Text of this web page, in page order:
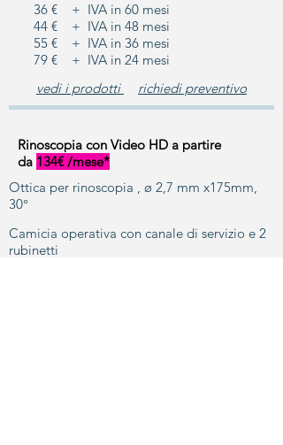
36 € + IVA in 60 mesi
44 € + IVA in 48 mesi
55 € + IVA in 36 mesi
79 € + IVA in 24 mesi
vedi i prodotti
richiedi preventivo
Rinoscopia con Video HD a partire
da 134€ /mese*
Ottica per rinoscopia , ø 2,7 mm x175mm,
30°
Camicia operativa con canale di servizio e 2
rubinetti